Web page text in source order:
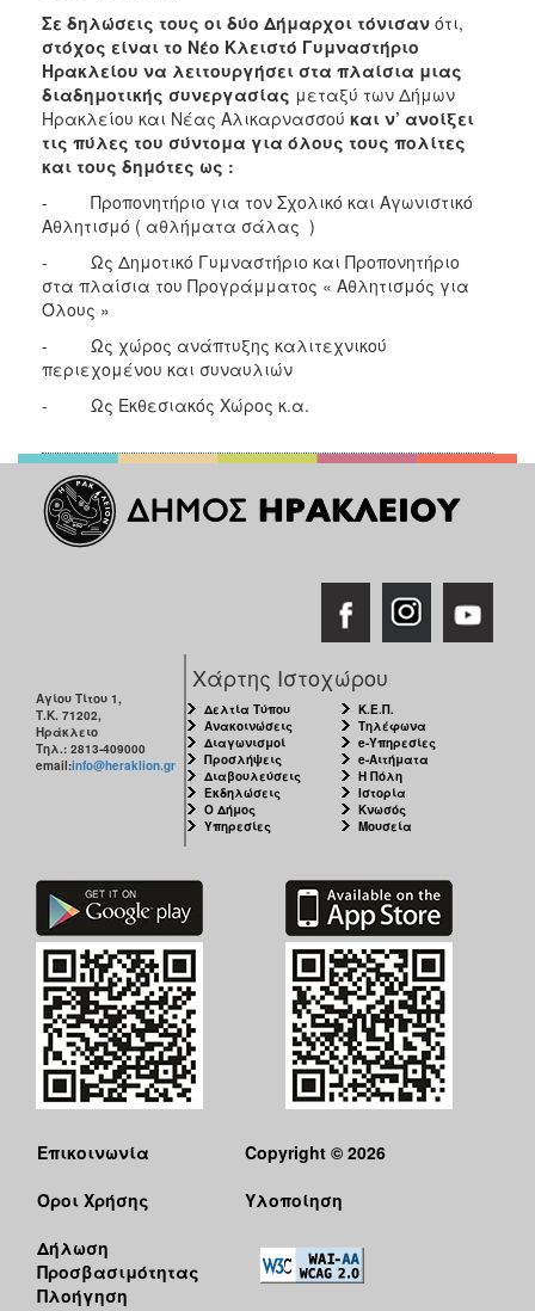
Σε δηλώσεις τους οι δύο Δήμαρχοι τόνισαν ότι,
στόχος είναι το Νέο Κλειστό Γυμναστήριο
Ηρακλείου να λειτουργήσει στα πλαίσια μιας
διαδημοτικής συνεργασίας μεταξύ των Δήμων
Ηρακλείου και Νέας Αλικαρνασσού και ν’ ανοίξει
τις πύλες του σύντομα για όλους τους πολίτες
και τους δημότες ως :
- Προπονητήριο για τον Σχολικό και Αγωνιστικό
Αθλητισμό ( αθλήματα σάλας )
- Ως Δημοτικό Γυμναστήριο και Προπονητήριο
στα πλαίσια του Προγράμματος « Αθλητισμός για
Όλους »
- Ως χώρος ανάπτυξης καλιτεχνικού
περιεχομένου και συναυλιών
- Ως Εκθεσιακός Χώρος κ.α.
Αγίου Τίτου 1,
Τ.Κ. 71202,
Ηράκλειο
Τηλ.: 2813-409000
email:info@heraklion.gr
Χάρτης Ιστοχώρου
Δελτία Τύπου
Ανακοινώσεις
Διαγωνισμοί
Προσλήψεις
Διαβουλεύσεις
Εκδηλώσεις
Ο Δήμος
Υπηρεσίες
Κ.Ε.Π.
Τηλέφωνα
e-Υπηρεσίες
e-Αιτήματα
Η Πόλη
Ιστορία
Κνωσός
Μουσεία
Επικοινωνία
Όροι Χρήσης
Δήλωση
Προσβασιμότητας
Πλοήγηση
Copyright © 2026
Υλοποίηση